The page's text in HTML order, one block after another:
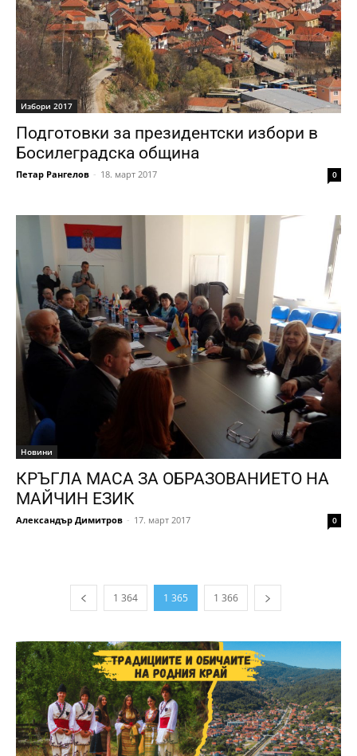
Избори 2017
Подготовки за президентски избори в
Босилеградска община
Петар Рангелов - 18. март 2017 0
Новини
КРЪГЛА МАСА ЗА ОБРАЗОВАНИЕТО НА
МАЙЧИН ЕЗИК
Александър Димитров - 17. март 2017 0
1 364 1 365 1 366